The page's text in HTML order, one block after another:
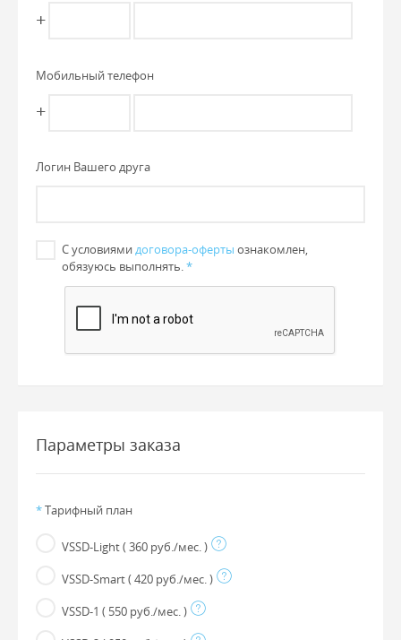
+
Мобильный телефон
+
Логин Вашего друга
С условиями договора-оферты ознакомлен,
обязуюсь выполнять.*
Параметры заказа
*Тарифный план
VSSD-Light( 360 руб./мес. )
VSSD-Smart( 420 руб./мес. )
VSSD-1 ( 550 руб./мес. )